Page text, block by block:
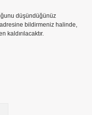
düşündüğünüz
adresine bildirmeniz halinde,
kaldırılacaktır.